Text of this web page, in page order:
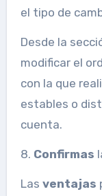
el tipo de
Desde la
modificar el
con la que
estables o
cuenta.
8. Confirmas
Las ventajas